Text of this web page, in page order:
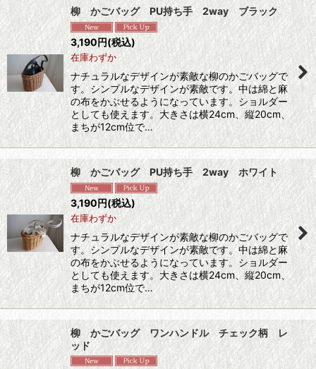
柳 かごバッグ PU持ち手 2way ブラック
3,190円(税込)
在庫わずか
ナチュラルなデザインが素敵な柳のかごバッグで
す。シンプルなデザインが素敵です。中は綿と麻
の布をかぶせるようになっています。ショルダー
としても使えます。大きさは横24cm、縦20cm、
まちが12cm位で…
柳 かごバッグ PU持ち手 2way ホワイト
3,190円(税込)
在庫わずか
ナチュラルなデザインが素敵な柳のかごバッグで
す。シンプルなデザインが素敵です。中は綿と麻
の布をかぶせるようになっています。ショルダー
としても使えます。大きさは横24cm、縦20cm、
まちが12cm位で…
柳 かごバッグ ワンハンドル チェック柄 レ
ッド